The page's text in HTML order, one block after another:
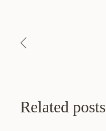
Related posts